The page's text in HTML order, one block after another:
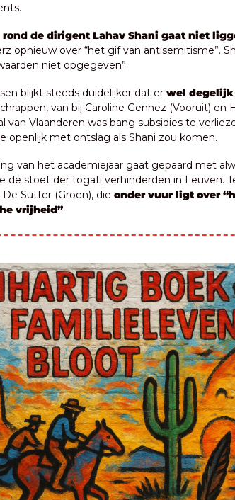
rond de dirigent Lahav Shani gaat niet
opnieuw over “het gif van antisemitisme”.
niet opgegeven”.
blijkt steeds duidelijker dat er wel
van bij Caroline Gennez (Vooruit) en
van Vlaanderen was bang subsidies te
openlijk met ontslag als Shani zou komen.
van het academiejaar gaat gepaard met
de stoet der togati verhinderden in Leuven.
Sutter (Groen), die onder vuur ligt over
vrijheid”.